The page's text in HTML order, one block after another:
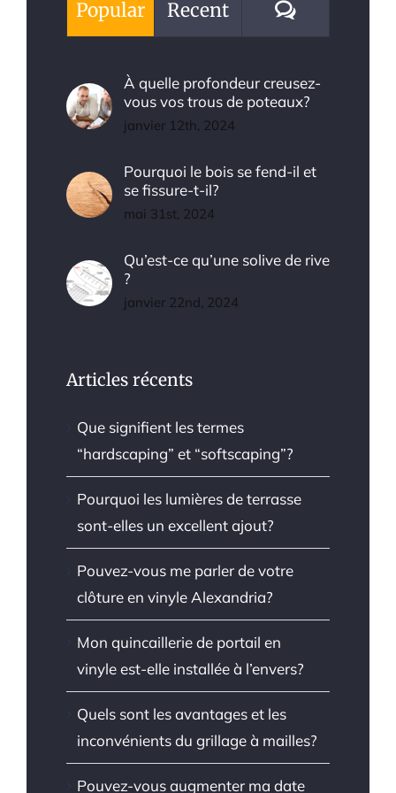
Popular Recent Comments
À quelle profondeur creusez-
vous vos trous de poteaux?
janvier 12th, 2024
Pourquoi le bois se fend-il et
se fissure-t-il?
mai 31st, 2024
Qu’est-ce qu’une solive de rive
?
janvier 22nd, 2024
Articles récents
Que signifient les termes
“hardscaping” et “softscaping”?
Pourquoi les lumières de terrasse
sont-elles un excellent ajout?
Pouvez-vous me parler de votre
clôture en vinyle Alexandria?
Mon quincaillerie de portail en
vinyle est-elle installée à l’envers?
Quels sont les avantages et les
inconvénients du grillage à mailles?
Pouvez-vous augmenter ma date